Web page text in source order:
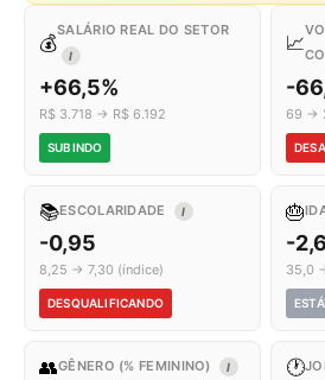
💰
SALÁRIO REAL DO SETOR
I
+66,5%
R$ 3.718 → R$ 6.192
SUBINDO
📈
-
69 →
📚ESCOLARIDADE I
-0,95
8,25 → 7,30 (índice)
DESQUALIFICANDO
🎂
-
35,0
👥GÊNERO (% FEMININO) I 🕐